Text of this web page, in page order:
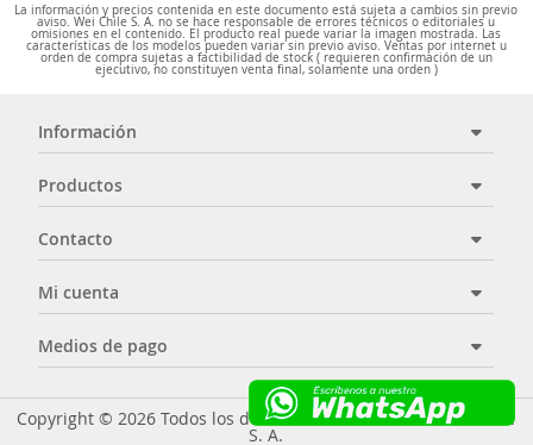
La información y precios contenida en este documento está sujeta a cambios sin previo
aviso. Wei Chile S. A. no se hace responsable de errores técnicos o editoriales u
omisiones en el contenido. El producto real puede variar la imagen mostrada. Las
características de los modelos pueden variar sin previo aviso. Ventas por internet u
orden de compra sujetas a factibilidad de stock ( requieren confirmación de un
ejecutivo, no constituyen venta final, solamente una orden )
Información
Productos
Contacto
Mi cuenta
Medios de pago
Copyright © 2026 Todos los derechos reservados - Wei Chile
S. A.